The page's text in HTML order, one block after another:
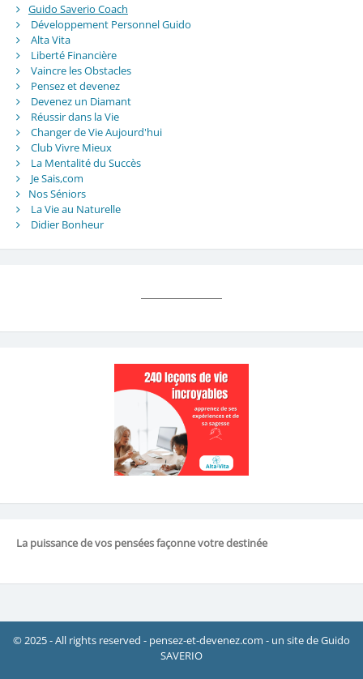
Guido Saverio Coach
Développement Personnel Guido
Alta Vita
Liberté Financière
Vaincre les Obstacles
Pensez et devenez
Devenez un Diamant
Réussir dans la Vie
Changer de Vie Aujourd'hui
Club Vivre Mieux
La Mentalité du Succès
Je Sais,com
Nos Séniors
La Vie au Naturelle
Didier Bonheur
La puissance de vos pensées façonne votre destinée
© 2025 - All rights reserved - pensez-et-devenez.com - un site de Guido
SAVERIO